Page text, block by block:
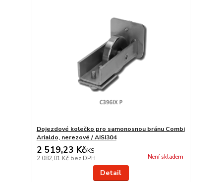
Dojezdové kolečko pro samonosnou bránu Combi
Arialdo, nerezové / AISI304
2 519,23 Kč/KS
2 082,01 Kč bez DPH Není skladem
Detail